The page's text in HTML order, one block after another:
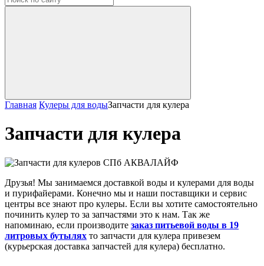
Главная Кулеры для водыЗапчасти для кулера
Запчасти для кулера
Друзья! Мы занимаемся доставкой воды и кулерами для воды
и пурифайерами. Конечно мы и наши поставщики и сервис
центры все знают про кулеры. Если вы хотите самостоятельно
починить кулер то за запчастями это к нам. Так же
напоминаю, если производите заказ питьевой воды в 19
литровых бутылях то запчасти для кулера привезем
(курьерская доставка запчастей для кулера) бесплатно.